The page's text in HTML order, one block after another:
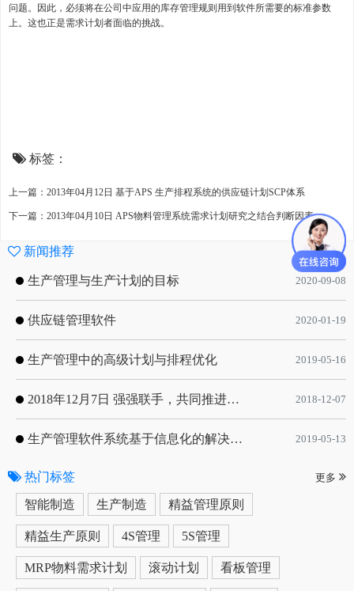
问题。因此，必须将在公司中应用的库存管理规则用到软件所需要的标准参数
上。这也正是需求计划者面临的挑战。
标签：
上一篇：2013年04月12日 基于APS 生产排程系统的供应链计划SCP体系
下一篇：2013年04月10日 APS物料管理系统需求计划研究之结合判断因素
新闻推荐
生产管理与生产计划的目标 2020-09-08
供应链管理软件 2020-01-19
生产管理中的高级计划与排程优化 2019-05-16
2018年12月7日 强强联手，共同推进电子器件领域APS应用典范 风华高科生产自动化工业互联网应用项目-APS项目启动会 2018-12-07
生产管理软件系统基于信息化的解决方案 2019-05-13
热门标签 更多
智能制造 生产制造 精益管理原则
精益生产原则 4S管理 5S管理
MRP物料需求计划 滚动计划 看板管理